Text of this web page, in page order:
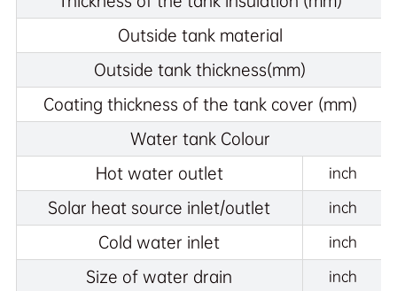
Outside tank material
Outside tank thickness(mm)
Coating thickness of the tank cover (mm)
Water tank Colour
Hot water outlet
inch
Solar heat source inlet/outlet inch
Cold water inlet inch
Size of water drain inch